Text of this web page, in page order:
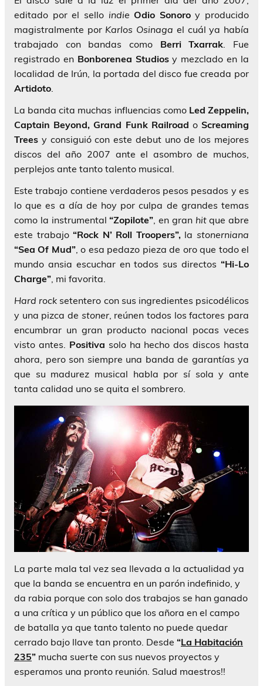
editado por el sello indie Odio Sonoroy producido
magistralmente por Karlos Osinaga el cuál ya había
trabajado con bandas como Berri Txarrak. Fue
registrado en Bonborenea Studiosy mezclado en la
localidad de Irún, la portada del disco fue creada por
Artidoto.
La banda cita muchas influencias como Led Zeppelin,
Captain Beyond, Grand Funk Railroad oScreaming
Trees y consiguió con este debut uno de los mejores
discos del año 2007 ante el asombro de muchos,
perplejos ante tanto talento musical.
Este trabajo contiene verdaderos pesos pesados y es
lo que es a día de hoy por culpa de grandes temas
como la instrumental“Zopilote”, en gran hitque abre
este trabajo“Rock N’ Roll Troopers”, lastonerniana
“Sea Of Mud”, o esa pedazo pieza de oro que todo el
mundo ansia escuchar en todos sus directos “Hi-Lo
Charge”, mi favorita.
Hard rock setentero con sus ingredientes psicodélicos
y una pizca de stoner, reúnen todos los factores para
encumbrar un gran producto nacional pocas veces
visto antes. Positiva solo ha hecho dos discos hasta
ahora, pero son siempre una banda de garantías ya
que su madurez musical habla por sí sola y ante
tanta calidad uno se quita el sombrero.
La parte mala tal vez sea llevada a la actualidad ya
que la banda se encuentra en un parón indefinido, y
da rabia porque con solo dos trabajos se han ganado
a una crítica y un público que los añora en el campo
de batalla ya que tanto talento no puede quedar
cerrado bajo llave tan pronto. Desde “La Habitación
235” mucha suerte con sus nuevos proyectos y
esperamos una pronto reunión. Salud maestros!!